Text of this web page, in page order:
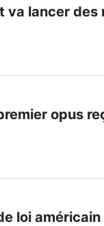
lancer des
opus
loi